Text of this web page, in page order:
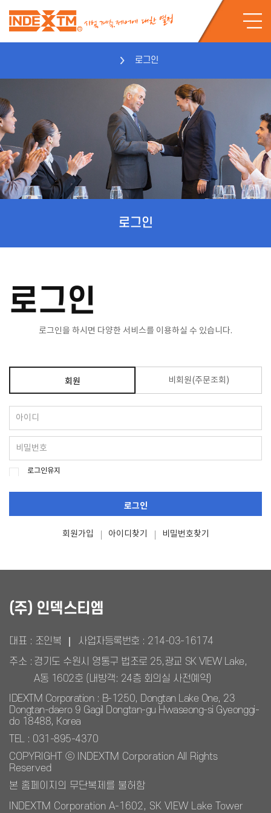
로그인
로그인
로그인
로그인을 하시면 다양한 서비스를 이용하실 수 있습니다.
회원 비회원(주문조회)
로그인유지
로그인
회원가입 아이디찾기 비밀번호찾기
(주) 인덱스티엠
대표 : 조인복 사업자등록번호 : 214-03-16174
주소 : 경기도 수원시 영통구 법조로 25,광교 SK VIEW Lake,
A동 1602호 (내방객: 24층 회의실 사전예약)
IDEXTM Corporation : B-1250, Dongtan Lake One, 23
Dongtan-daero 9 Gagil Dongtan-gu Hwaseong-si Gyeonggi-
do 18488, Korea
TEL : 031-895-4370
COPYRIGHT ⓒ INDEXTM Corporation All Rights
Reserved
본 홈페이지의 무단복제를 불허함
INDEXTM Corporation A-1602, SK VIEW Lake Tower